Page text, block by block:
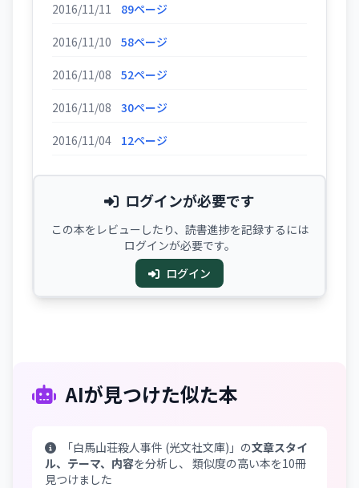
2016/11/11 89ページ
2016/11/10 58ページ
2016/11/08 52ページ
2016/11/08 30ページ
2016/11/04 12ページ
ログインが必要です
この本をレビューしたり、読書進捗を記録するには
ログインが必要です。
ログイン
AIが見つけた似た本
「白馬山荘殺人事件 (光文社文庫)」の文章スタイ
ル、テーマ、内容を分析し、 類似度の高い本を10冊
見つけました